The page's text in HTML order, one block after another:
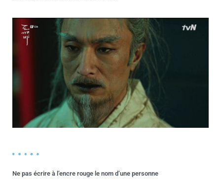
Ne pas écrire à l’encre rouge le nom d’une personne